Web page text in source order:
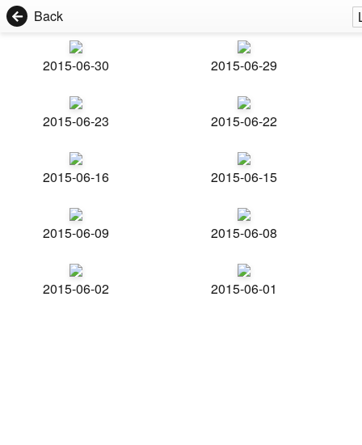
Back
2015-06-30 2015-06-29
2015-06-23 2015-06-22
2015-06-16 2015-06-15
2015-06-09 2015-06-08
2015-06-02 2015-06-01